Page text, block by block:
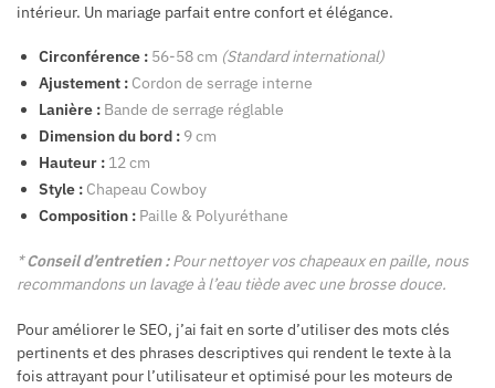
intérieur. Un mariage parfait entre confort et élégance.
Circonférence : 56-58 cm (Standard international)
Ajustement : Cordon de serrage interne
Lanière : Bande de serrage réglable
Dimension du bord : 9 cm
Hauteur : 12 cm
Style : Chapeau Cowboy
Composition : Paille & Polyuréthane
*Conseil d’entretien :Pour nettoyer vos chapeaux en paille, nous
recommandons un lavage à l’eau tiède avec une brosse douce.
Pour améliorer le SEO, j’ai fait en sorte d’utiliser des mots clés
pertinents et des phrases descriptives qui rendent le texte à la
fois attrayant pour l’utilisateur et optimisé pour les moteurs de